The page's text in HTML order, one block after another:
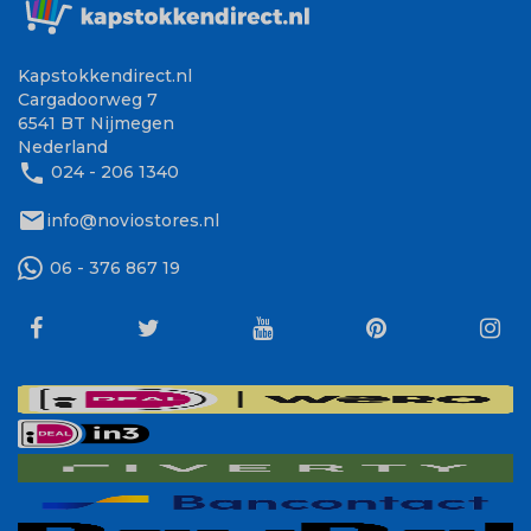
Kapstokkendirect.nl
Cargadoorweg 7
6541 BT Nijmegen
Nederland
phone 024 - 206 1340
mailinfo@noviostores.nl
06 - 376 867 19